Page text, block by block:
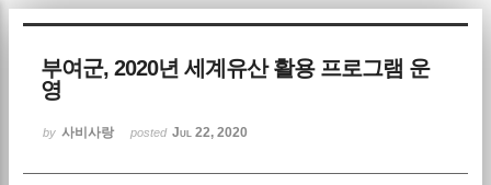
부여군, 2020년 세계유산 활용 프로그램 운
영
by 사비사랑 posted Jul 22, 2020
Sketchbook5, 스케치북5